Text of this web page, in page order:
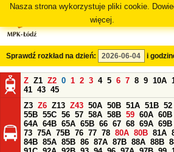
Nasza strona wykorzystuje pliki cookie.
więcej.
Sprawdź rozkład na dzień: i
Z Z1 Z2 0 1 2 3 4 5 6 7 8 9 10A
41 43 45
Z3 Z6 Z13 Z43 50A 50B 51A 51B 52
55B 55C 56 57 58A 58B 59 60A 60B
64A 64B 65A 65B 66 67 68 69A 69B
73 75A 75B 76 77 78 80A 80B 81A
84B 85A 85B 86 87A 87B 88A 88B